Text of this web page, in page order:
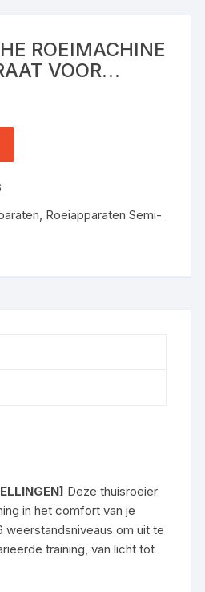
ROEIMACHINE
VOOR
–
, Roeiapparaten Semi-
Deze thuisroeier
in het comfort van je
weerstandsniveaus om uit te
training, van licht tot